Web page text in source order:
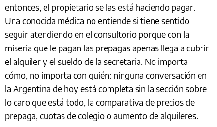
entonces, el propietario se las está haciendo pagar.
Una conocida médica no entiende si tiene sentido
seguir atendiendo en el consultorio porque con la
miseria que le pagan las prepagas apenas llega a cubrir
el alquiler y el sueldo de la secretaria. No importa
cómo, no importa con quién: ninguna conversación en
la Argentina de hoy está completa sin la sección sobre
lo caro que está todo, la comparativa de precios de
prepaga, cuotas de colegio o aumento de alquileres.